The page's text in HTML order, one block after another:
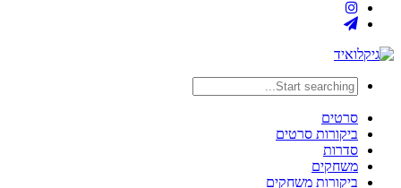
סרטים
ביקורות סרטים
סדרות
משחקים
ביקורות משחקים